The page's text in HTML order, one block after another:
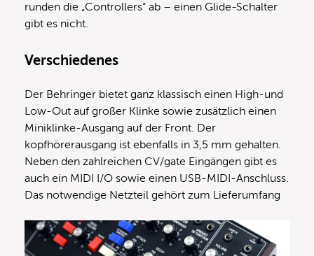
runden die „Controllers“ ab – einen Glide-Schalter
gibt es nicht.
Verschiedenes
Der Behringer bietet ganz klassisch einen High-und
Low-Out auf großer Klinke sowie zusätzlich einen
Miniklinke-Ausgang auf der Front. Der
kopfhörerausgang ist ebenfalls in 3,5 mm gehalten.
Neben den zahlreichen CV/gate Eingängen gibt es
auch ein MIDI I/O sowie einen USB-MIDI-Anschluss.
Das notwendige Netzteil gehört zum Lieferumfang